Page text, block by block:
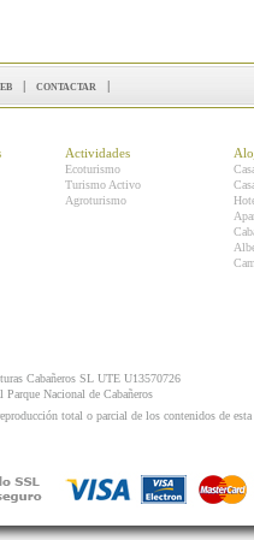
| contactar |
Actividades
Ecoturismo
Turismo Activo
Agroturismo
Cabañeros SL UTE U13570726
Nacional de Cabañeros
total o parcial de los contenidos de esta